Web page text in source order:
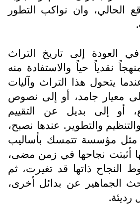
الحالي، وان نواكب التطور
العودة إلى تاريخ التراث
نقدياً حياً والاستفادة منه
يتحول هذا التراث وآليات
إلى معيار جامد، أو إلى نصوص
أو إلى بديل عن التقييم
والتطوير. عندها نصبح،
مثل مؤسسة تتمسك بأساليب
أثبتت نجاحها في زمن مضى،
النجاح ذاتها قد تغيرت، ثم
الجماهير عن بدائل أخرى،
رديئة.